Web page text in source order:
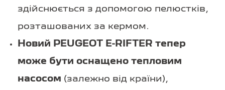
здійснюється з допомогою пелюстків,
розташованих за кермом.
Новий PEUGEOT E-RIFTER тепер
може бути оснащено тепловим
насосом (залежно від країни),